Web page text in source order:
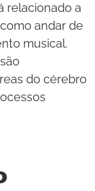
relacionado a
andar de
musical.
do cérebro